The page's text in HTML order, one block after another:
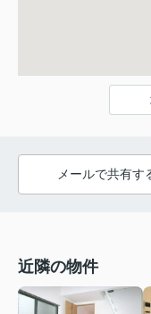
メールで共有す
近隣の物件